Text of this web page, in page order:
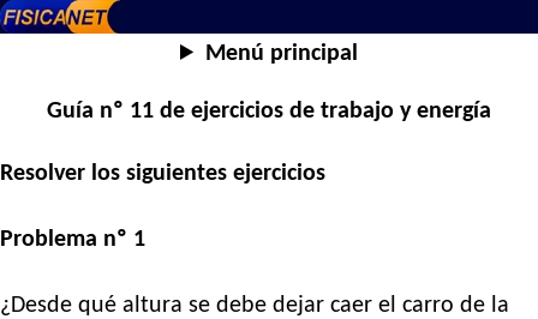
Menú principal
Guía nº 11 de ejercicios de trabajo y energía
Resolver los siguientes ejercicios
Problema nº 1
¿Desde qué altura se debe dejar caer el carro de la